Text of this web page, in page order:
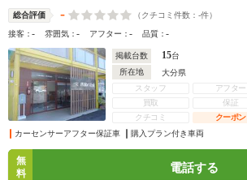
総合評価 - （クチコミ件数： -件）
接客：- 雰囲気：- アフター：- 品質：-
掲載台数 15台
所在地
大分県
スタッフ
アフター
買取
保証
クチコミ
クーポン
カーセンサーアフター保証車
購入プラン付き車両
無
料
電話する